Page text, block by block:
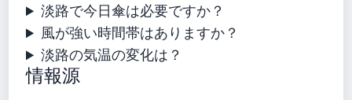
淡路で今日傘は必要ですか？
風が強い時間帯はありますか？
淡路の気温の変化は？
情報源